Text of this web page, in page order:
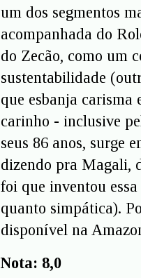
um dos segmentos
acompanhada do
do Zecão, como um
sustentabilidade
que esbanja
carinho - inclusive
seus 86 anos, surge
dizendo pra Magali,
foi que inventou
quanto simpática).
disponível na
Nota: 8,0